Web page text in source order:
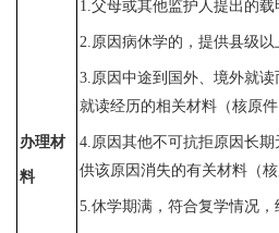
办理材
料
1.父母或其他监护人提出的载
2.原因病休学的，提供县级以
3.原因中途到国外、境外就
就读经历的相关材料（核原件
4.原因其他不可抗拒原因长
供该原因消失的有关材料（核
5.休学期满，符合复学情况，